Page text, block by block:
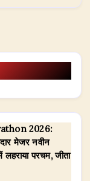
2026:
मेजर नवीन
लहराया परचम, जीता